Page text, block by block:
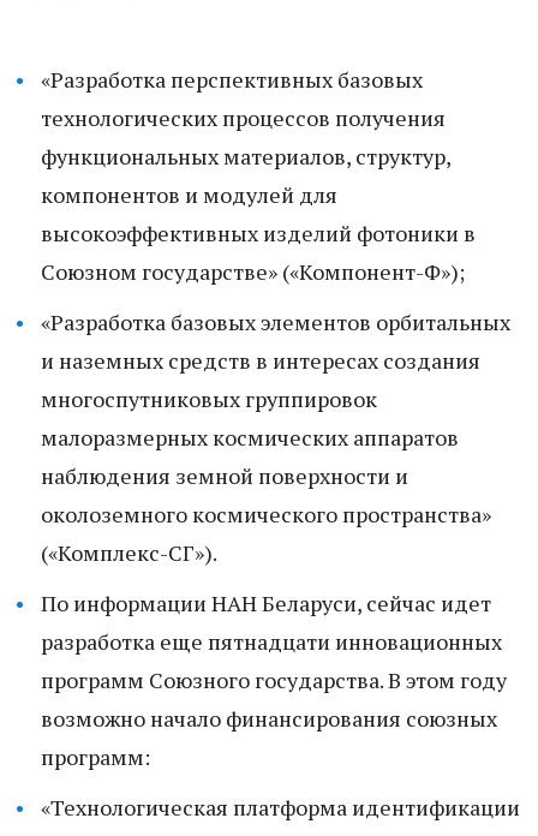
«Разработка перспективных базовых
технологических процессов получения
функциональных материалов, структур,
компонентов и модулей для
высокоэффективных изделий фотоники в
Союзном государстве» («Компонент-Ф»);
«Разработка базовых элементов орбитальных
и наземных средств в интересах создания
многоспутниковых группировок
малоразмерных космических аппаратов
наблюдения земной поверхности и
околоземного космического пространства»
(«Комплекс-СГ»).
По информации НАН Беларуси, сейчас идет
разработка еще пятнадцати инновационных
программ Союзного государства. В этом году
возможно начало финансирования союзных
программ:
«Технологическая платформа идентификации